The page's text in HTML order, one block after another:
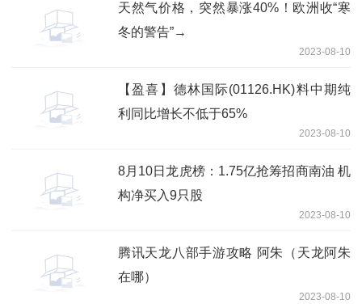
天然气价格，突然暴涨40%！欧洲收“寒
冬的警告”→
2023-08-10
【盈喜】德林国际(01126.HK)料中期纯
利同比增长不低于65%
2023-08-10
8月10日龙虎榜：1.75亿抢筹招商南油 机
构净买入9只股
2023-08-10
腾讯天龙八部手游攻略 阿朱（天龙阿朱
在哪）
2023-08-10